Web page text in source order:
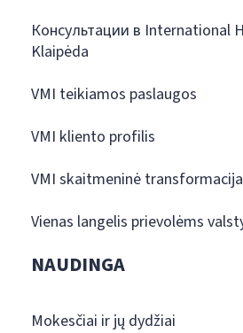
Консультации в International
Klaipėda
VMI teikiamos paslaugos
VMI kliento profilis
VMI skaitmeninė transformacija
Vienas langelis prievolėms
NAUDINGA
Mokesčiai ir jų dydžiai